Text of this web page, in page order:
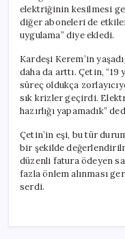
elektriğinin kesilmesi
diğer aboneleri de
uygulama” diye ekledi.
Kardeşi Kerem’in
daha da arttı. Çetin,
süreç oldukça
sık krizler geçirdi.
hazırlığı yapamadık”
Çetin’in eşi, bu tür
bir şekilde
düzenli fatura ödeyen
fazla önlem alınması
serdi.